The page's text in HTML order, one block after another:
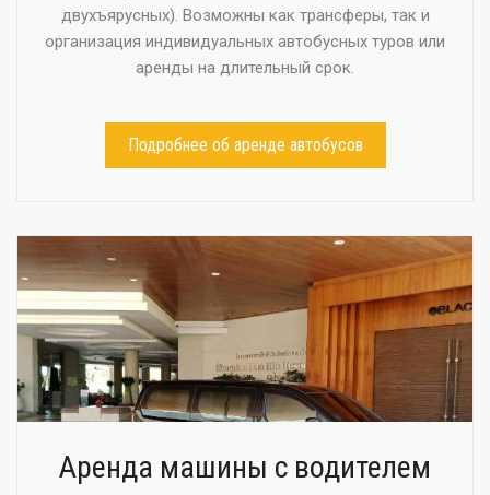
двухъярусных). Возможны как трансферы, так и
организация индивидуальных автобусных туров или
аренды на длительный срок.
Подробнее об аренде автобусов
Аренда машины с водителем